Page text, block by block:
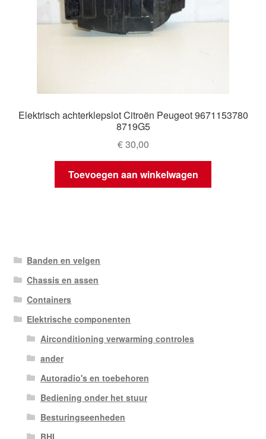
Elektrisch achterklepslot Citroën Peugeot 9671153780
8719G5
€30,00
Toevoegen aan winkelwagen
Banden en velgen
Chassis en assen
Containers
Elektrische componenten
Airconditioning verwarming controles
ander
Autoradio's en toebehoren
Bediening onder het stuur
Besturingseenheden